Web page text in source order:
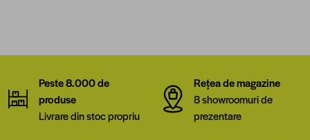
Peste 8.000 de
produse
Livrare din stoc propriu
Rețea de magazine
8 showroomuri de
prezentare